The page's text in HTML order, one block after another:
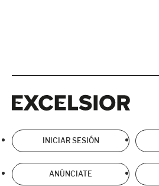
INICIAR SESIÓN
ANÚNCIATE